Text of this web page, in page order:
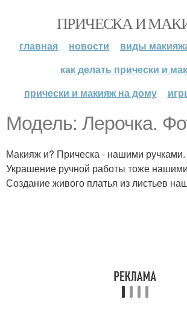
ПРИЧЕСКА И
главная новости
виды
как делать прически и
прически и макияж на дому
Модель: Лерочка.
Макияж и? Прическа - нашими ручками.
Украшение ручной работы тоже
Создание живого платья из листьев